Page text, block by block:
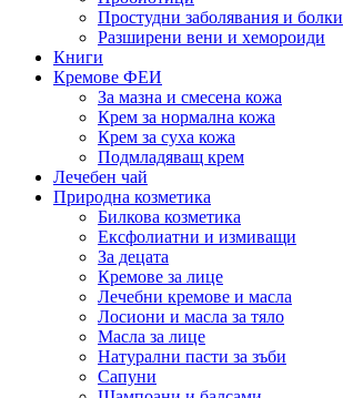
Простудни заболявания и болки
Разширени вени и хемороиди
Книги
Кремове ФЕИ
За мазна и смесена кожа
Крем за нормална кожа
Крем за суха кожа
Подмладяващ крем
Лечебен чай
Природна козметика
Билкова козметика
Ексфолиатни и измиващи
За децата
Кремове за лице
Лечебни кремове и масла
Лосиони и масла за тяло
Масла за лице
Натурални пасти за зъби
Сапуни